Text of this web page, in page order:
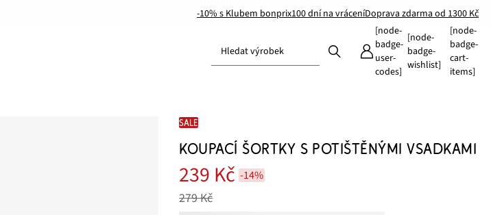
-10% s Klubem bonprix100 dní na vráceníDoprava zdarma od 1300 Kč
Hledat výrobek
[node-
badge-
user-
codes]
[node-
badge-
wishlist]
[node-
badge-
cart-
items]
SALE
KOUPACÍ ŠORTKY S POTIŠTĚNÝMI VSADKAMI
239 Kč -14%
279 Kč